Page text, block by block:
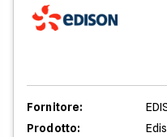
Fornitore:
Prodotto: